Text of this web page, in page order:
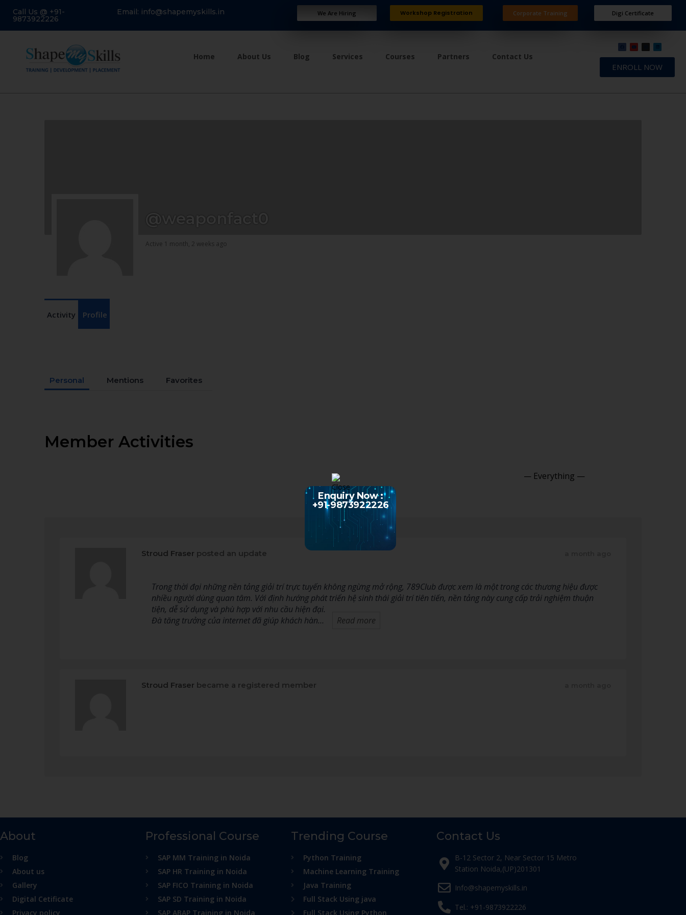
Call Us @ +91-
9873922226
Email: info@shapemyskills.in We Are Hiring Workshop Registration Corporate Training Digi Certificate
Home About Us Blog Services Courses Partners Contact Us
ENROLL NOW
@weaponfact0
Active 1 month, 2 weeks ago
Activity Profile
Personal Mentions Favorites
Member Activities
Stroud Fraser posted an update
Trong thời đại những nền tảng giải trí trực tuyến không ngừng mở rộng, 789Club được xem là một trong các thương hiệu được
nhiều người dùng quan tâm. Với định hướng phát triển hệ sinh thái giải trí tiên tiến, nền tảng này cung cấp trải nghiệm thuận
tiện, dễ sử dụng và phù hợp với nhu cầu hiện đại.
Đà tăng trưởng của internet đã giúp khách hàn…
Read more
Stroud Fraser became a registered member
About
Blog
About us
Gallery
Digital Cetificate
Privacy policy
Professional Course
SAP MM Training in Noida
SAP HR Training in Noida
SAP FICO Training in Noida
SAP SD Training in Noida
SAP ABAP Training in Noida
Trending Course
Python Training
Machine Learning Training
Java Training
Full Stack Using java
Full Stack Using Python
Contact Us
B-12 Sector 2, Near Sector 15 Metro
Station Noida,(UP)201301
Info@shapemyskills.in
Tel.: +91-9873922226
Enquiry Now :
+91-9873922226